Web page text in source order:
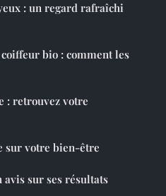
: un regard rafraîchi
bio : comment les
: retrouvez votre
sur votre bien-être
avis sur ses résultats